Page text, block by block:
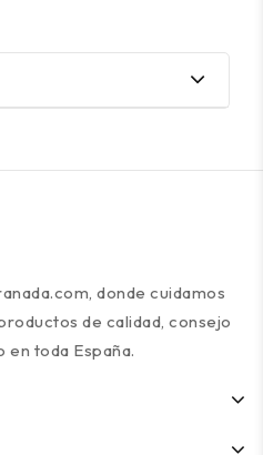
donde cuidamos
de calidad, consejo
toda España.